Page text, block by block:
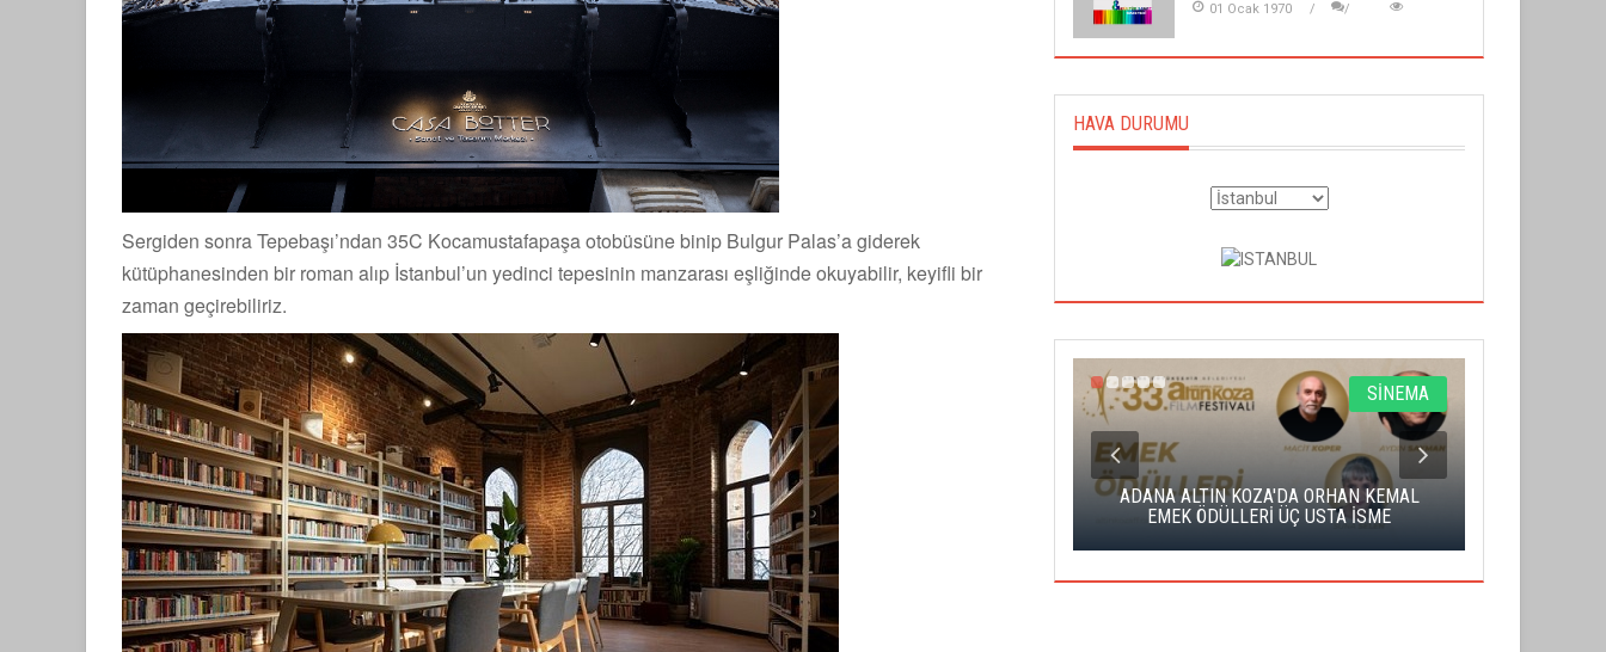
Sergiden sonra Tepebaşı’ndan 35C Kocamustafapaşa otobüsüne binip Bulgur Palas’a giderek
kütüphanesinden bir roman alıp İstanbul’un yedinci tepesinin manzarası eşliğinde okuyabilir, keyifli bir
zaman geçirebiliriz.
01 Ocak 1970
HAVA DURUMU
ALTIN KOZA'NIN ONUR ÖDÜLLERİ FERZAN
ÖZPETEK VE VAHİDE PERÇİN'İN
SİNEMA
ADANA ALTIN KOZA'DA ORHAN KEMAL
EMEK ÖDÜLLERİ ÜÇ USTA İSME